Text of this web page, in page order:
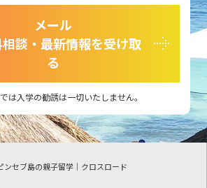
メール
談・最新情報を受け取
る
は入学の勧誘は一切いたしません。
ンセブ島の親子留学｜クロスロード